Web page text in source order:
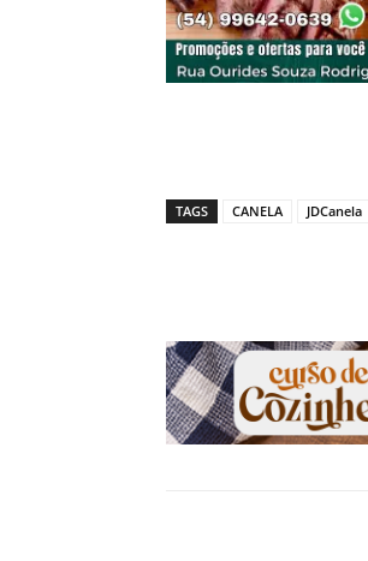
TAGS CANELA JDCanela